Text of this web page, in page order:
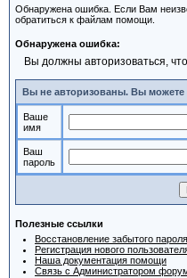
Обнаружена ошибка. Если Вам
обратиться к файлам помощи.
Обнаружена ошибка:
Вы должны авторизоваться,
Вы не авторизованы. Вы можете
Ваше
имя
Ваш
пароль
Полезные ссылки
Восстановление забытого пароля
Регистрация нового
Наша документация помощи
Связь с Администратором